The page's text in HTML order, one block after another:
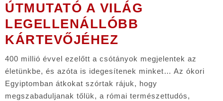
ÚTMUTATÓ A VILÁG
LEGELLENÁLLÓBB
KÁRTEVŐJÉHEZ
400 millió évvel ezelőtt a csótányok megjelentek az
életünkbe, és azóta is idegesítenek minket… Az ókori
Egyiptomban átkokat szórtak rájuk, hogy
megszabaduljanak tőlük, a római természettudós,